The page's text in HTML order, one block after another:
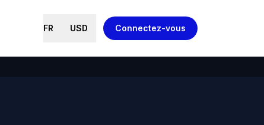
FR USD Connectez-vous